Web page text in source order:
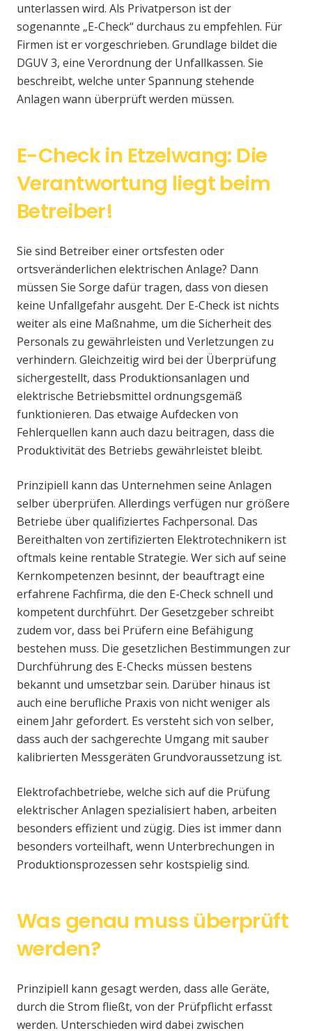
unterlassen wird. Als Privatperson ist der
sogenannte „E-Check“ durchaus zu empfehlen. Für
Firmen ist er vorgeschrieben. Grundlage bildet die
DGUV 3, eine Verordnung der Unfallkassen. Sie
beschreibt, welche unter Spannung stehende
Anlagen wann überprüft werden müssen.
E-Check in Etzelwang: Die
Verantwortung liegt beim
Betreiber!
Sie sind Betreiber einer ortsfesten oder
ortsveränderlichen elektrischen Anlage? Dann
müssen Sie Sorge dafür tragen, dass von diesen
keine Unfallgefahr ausgeht. Der E-Check ist nichts
weiter als eine Maßnahme, um die Sicherheit des
Personals zu gewährleisten und Verletzungen zu
verhindern. Gleichzeitig wird bei der Überprüfung
sichergestellt, dass Produktionsanlagen und
elektrische Betriebsmittel ordnungsgemäß
funktionieren. Das etwaige Aufdecken von
Fehlerquellen kann auch dazu beitragen, dass die
Produktivität des Betriebs gewährleistet bleibt.
Prinzipiell kann das Unternehmen seine Anlagen
selber überprüfen. Allerdings verfügen nur größere
Betriebe über qualifiziertes Fachpersonal. Das
Bereithalten von zertifizierten Elektrotechnikern ist
oftmals keine rentable Strategie. Wer sich auf seine
Kernkompetenzen besinnt, der beauftragt eine
erfahrene Fachfirma, die den E-Check schnell und
kompetent durchführt. Der Gesetzgeber schreibt
zudem vor, dass bei Prüfern eine Befähigung
bestehen muss. Die gesetzlichen Bestimmungen zur
Durchführung des E-Checks müssen bestens
bekannt und umsetzbar sein. Darüber hinaus ist
auch eine berufliche Praxis von nicht weniger als
einem Jahr gefordert. Es versteht sich von selber,
dass auch der sachgerechte Umgang mit sauber
kalibrierten Messgeräten Grundvoraussetzung ist.
Elektrofachbetriebe, welche sich auf die Prüfung
elektrischer Anlagen spezialisiert haben, arbeiten
besonders effizient und zügig. Dies ist immer dann
besonders vorteilhaft, wenn Unterbrechungen in
Produktionsprozessen sehr kostspielig sind.
Was genau muss überprüft
werden?
Prinzipiell kann gesagt werden, dass alle Geräte,
durch die Strom fließt, von der Prüfpflicht erfasst
werden. Unterschieden wird dabei zwischen